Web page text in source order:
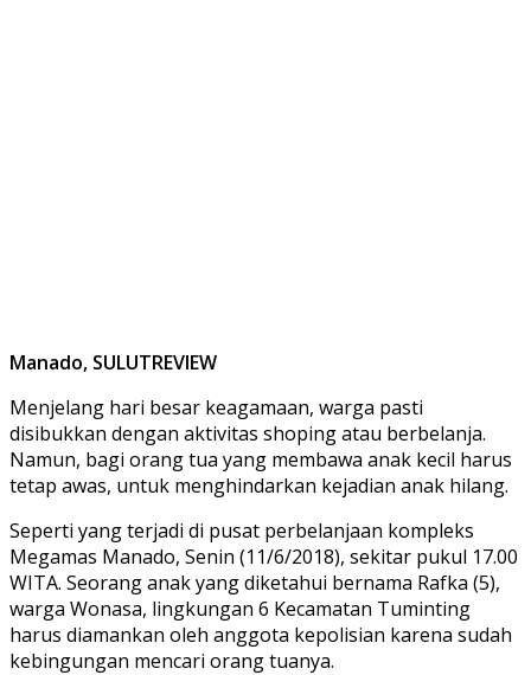
Manado, SULUTREVIEW
Menjelang hari besar keagamaan, warga pasti
disibukkan dengan aktivitas shoping atau berbelanja.
Namun, bagi orang tua yang membawa anak kecil harus
tetap awas, untuk menghindarkan kejadian anak hilang.
Seperti yang terjadi di pusat perbelanjaan kompleks
Megamas Manado, Senin (11/6/2018), sekitar pukul 17.00
WITA. Seorang anak yang diketahui bernama Rafka (5),
warga Wonasa, lingkungan 6 Kecamatan Tuminting
harus diamankan oleh anggota kepolisian karena sudah
kebingungan mencari orang tuanya.